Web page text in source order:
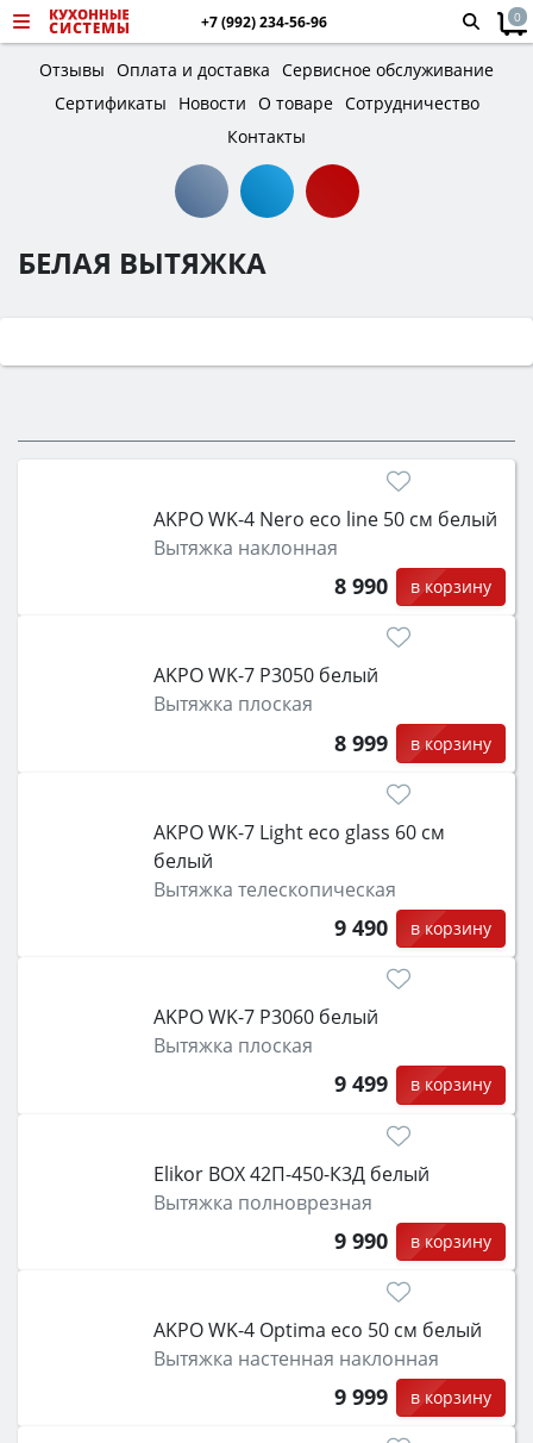
+7 (992) 234-56-96 0
Отзывы Оплата и доставка Сервисное обслуживание
Сертификаты
Новости О товаре Сотрудничество
Контакты
БЕЛАЯ ВЫТЯЖКА
AKPO WK-4 Nero eco line 50 см белый
Вытяжка наклонная
8 990 в корзину
AKPO WK-7 Р3050 белый
Вытяжка плоская
8 999 в корзину
АKPO WK-7 Light eco glass 60 см
белый
Вытяжка телескопическая
9 490 в корзину
AKPO WK-7 Р3060 белый
Вытяжка плоская
9 499 в корзину
Elikor BOX 42П-450-К3Д белый
Вытяжка полноврезная
9 990 в корзину
AKPO WK-4 Optima eco 50 см белый
Вытяжка настенная наклонная
9 999 в корзину